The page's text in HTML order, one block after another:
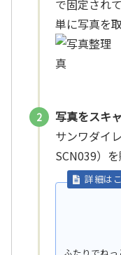
で固定され
単に写真を
写真をスキ
サンワダイ
SCN039）を